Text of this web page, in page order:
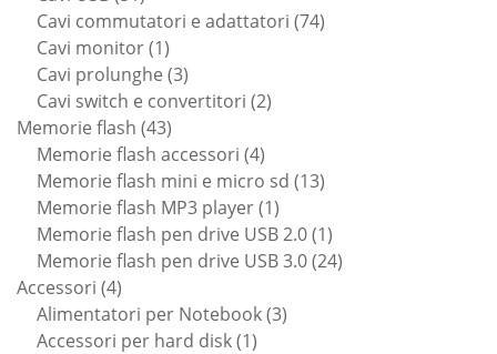
prodotti
Cavi commutatori e adattatori 7474
Cavi monitor 11
prodotto
Cavi prolunghe 33
prodotti
Cavi switch e convertitori 22
Memorie flash 4343
prodotti
Memorie flash accessori 44
prodotti
Memorie flash mini e micro sd 1313
Memorie flash MP3 player 11
prodotto
Memorie flash pen drive USB 2.0 11
prodotto
Memorie flash pen drive USB 3.0 2424
Accessori 44
prodotti
Alimentatori per Notebook 33
Accessori per hard disk 11